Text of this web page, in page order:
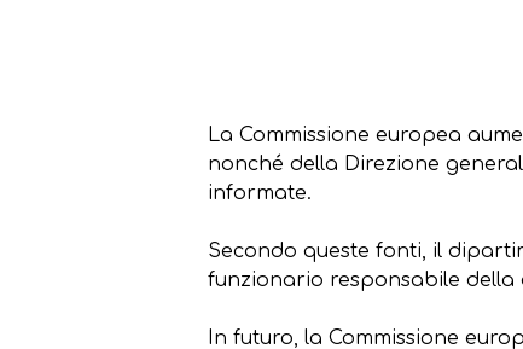
La Commissione europea
nonché della Direzione
informate.
Secondo queste fonti, il
funzionario responsabile della
In futuro, la Commissione